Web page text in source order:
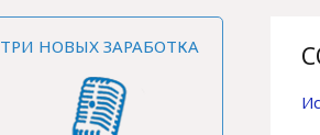
ТРИ НОВЫХ ЗАРАБОТКА